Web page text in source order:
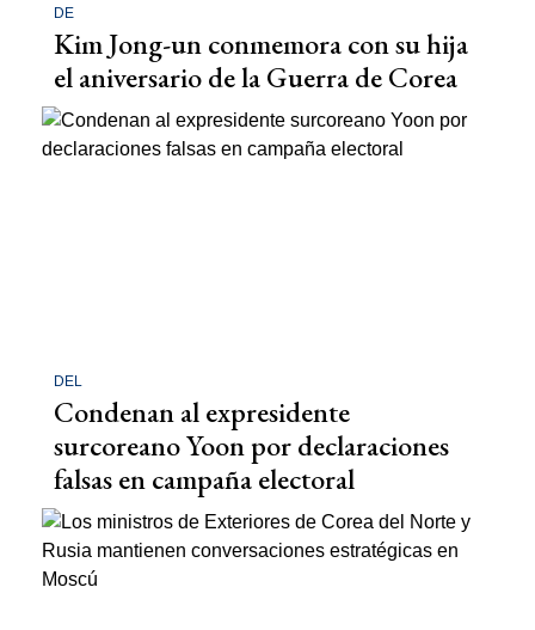
DE
Kim Jong-un conmemora con su hija
el aniversario de la Guerra de Corea
DEL
Condenan al expresidente
surcoreano Yoon por declaraciones
falsas en campaña electoral